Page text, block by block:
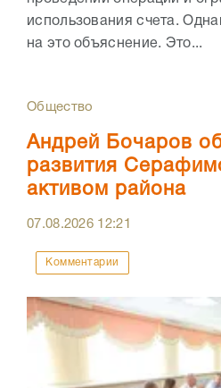
использования счета.
на это объяснение. Это...
Общество
Андрей Бочаров
развития
активом района
07.08.2026 12:21
Комментарии